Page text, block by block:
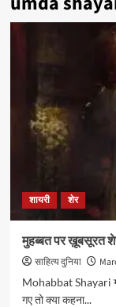
शायरी शेर
मुहब्बत पर ख़ूबसूरत
साहित्य दुनिया
Mohabbat Shayari
गए तो क्या कहना...